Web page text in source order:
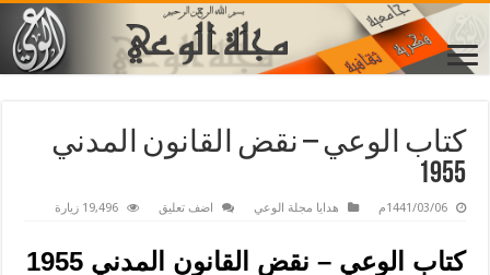
كتاب الوعي – نقض القانون المدني
1955
1441/03/06م هدايا مجلة الوعي اضف تعليق 19,496 زيارة
كتاب الوعي – نقض القانون المدني 1955